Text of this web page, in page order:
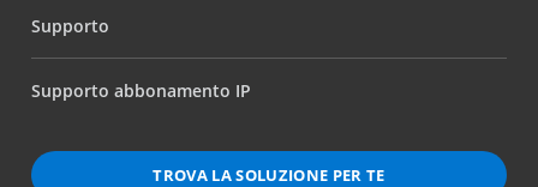
Supporto
Supporto abbonamento IP
TROVA LA SOLUZIONE PER TE